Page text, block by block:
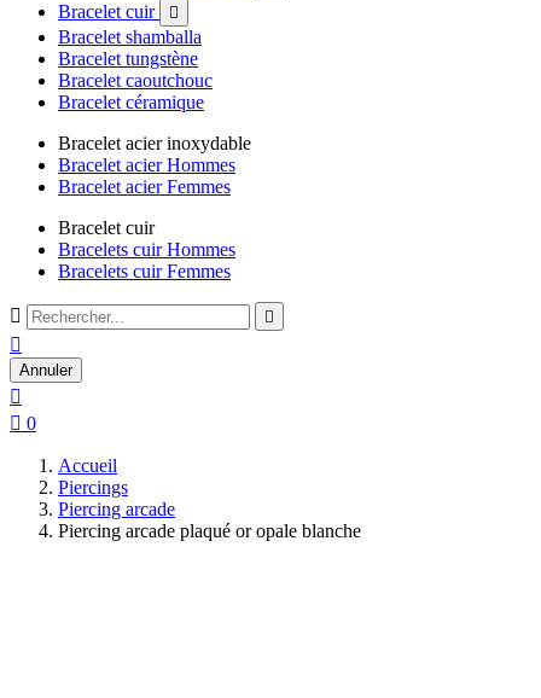
Bracelet cuir 
Bracelet shamballa
Bracelet tungstène
Bracelet caoutchouc
Bracelet céramique
Bracelet acier inoxydable
Bracelet acier Hommes
Bracelet acier Femmes
Bracelet cuir
Bracelets cuir Hommes
Bracelets cuir Femmes
 

Annuler

 0
Accueil
Piercings
Piercing arcade
Piercing arcade plaqué or opale blanche